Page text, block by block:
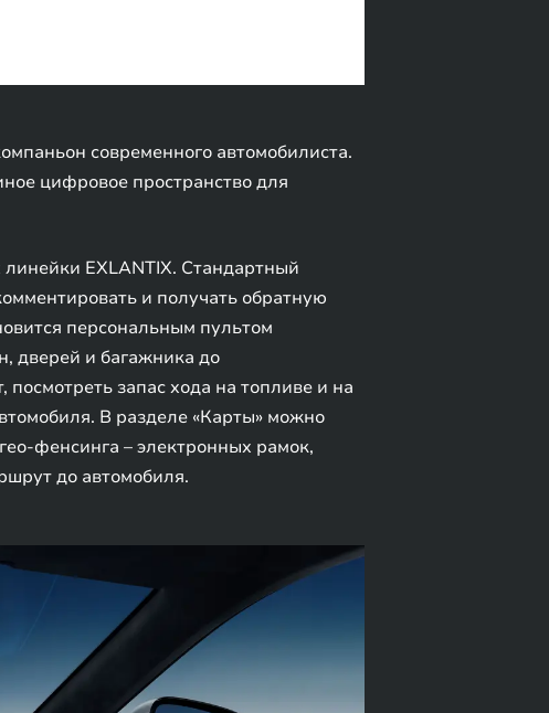
современного автомобилиста.
цифровое пространство для
EXLANTIX. Стандартный
и получать обратную
персональным пультом
дверей и багажника до
запас хода на топливе и на
В разделе «Карты» можно
фенсинга – электронных рамок,
до автомобиля.